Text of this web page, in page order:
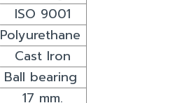
ISO 9001
Polyurethane
Cast Iron
Ball bearing
17 mm.